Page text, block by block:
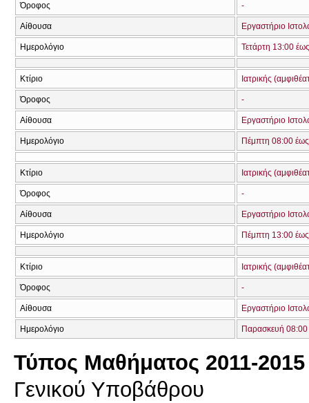
Όροφος -
Αίθουσα Εργαστήριο
Ημερολόγιο Τετάρτη 13:00
Κτίριο Ιατρικής
Όροφος -
Αίθουσα Εργαστήριο
Ημερολόγιο Πέμπτη 08:00
Κτίριο Ιατρικής
Όροφος -
Αίθουσα Εργαστήριο
Ημερολόγιο Πέμπτη 13:00
Κτίριο Ιατρικής
Όροφος -
Αίθουσα Εργαστήριο
Ημερολόγιο Παρασκευή
Τύπος Μαθήματος 2011-2015
Γενικού Υποβάθρου